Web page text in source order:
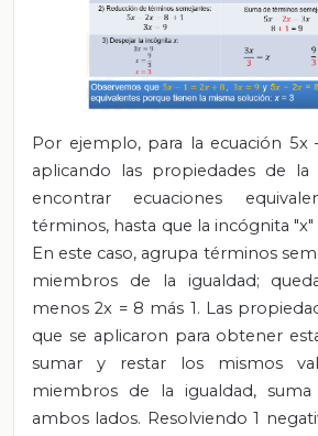
Por ejemplo, para la ecuación 5x
aplicando las propiedades de la
encontrar ecuaciones
términos, hasta que la incógnita
En este caso, agrupa términos
miembros de la igualdad;
menos 2x = 8 más 1. Las
que se aplicaron para obtener
sumar y restar los mismos
miembros de la igualdad,
ambos lados. Resolviendo 1